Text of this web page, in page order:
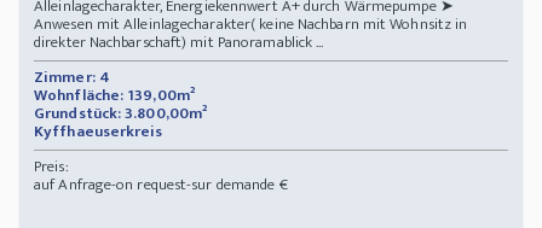
Alleinlagecharakter, Energiekennwert A+ durch Wärmepumpe ➤
Anwesen mit Alleinlagecharakter( keine Nachbarn mit Wohnsitz in
direkter Nachbarschaft) mit Panoramablick ...
Zimmer: 4
Wohnfläche: 139,00m²
Grundstück: 3.800,00m²
Kyffhaeuserkreis
Preis:
auf Anfrage-on request-sur demande €